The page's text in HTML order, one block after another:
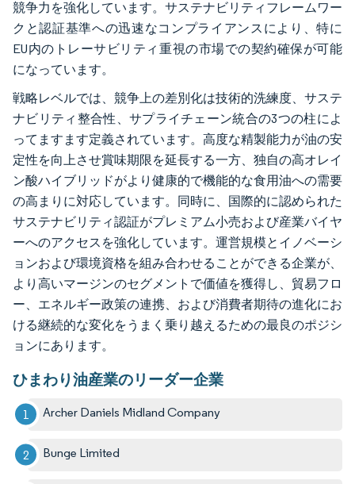
競争力を強化しています。サステナビリティフレームワー
クと認証基準への迅速なコンプライアンスにより、特に
EU内のトレーサビリティ重視の市場での契約確保が可能
になっています。
戦略レベルでは、競争上の差別化は技術的洗練度、サステ
ナビリティ整合性、サプライチェーン統合の3つの柱によ
ってますます定義されています。高度な精製能力が油の安
定性を向上させ賞味期限を延長する一方、独自の高オレイ
ン酸ハイブリッドがより健康的で機能的な食用油への需要
の高まりに対応しています。同時に、国際的に認められた
サステナビリティ認証がプレミアム小売および産業バイヤ
ーへのアクセスを強化しています。運営規模とイノベーシ
ョンおよび環境資格を組み合わせることができる企業が、
より高いマージンのセグメントで価値を獲得し、貿易フロ
ー、エネルギー政策の連携、および消費者期待の進化にお
ける継続的な変化をうまく乗り越えるための最良のポジシ
ョンにあります。
ひまわり油産業のリーダー企業
Archer Daniels Midland Company
Bunge Limited